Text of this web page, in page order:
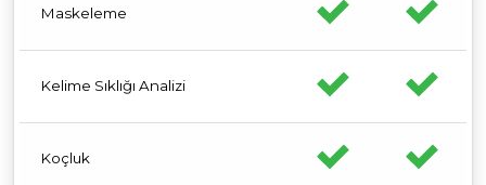
Maskeleme
Kelime Sıklığı Analizi
Koçluk